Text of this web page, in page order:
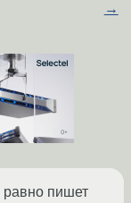
→
равно пишет